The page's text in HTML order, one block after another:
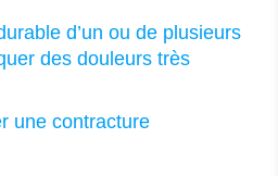
d’un ou de plusieurs
des douleurs très
une contracture